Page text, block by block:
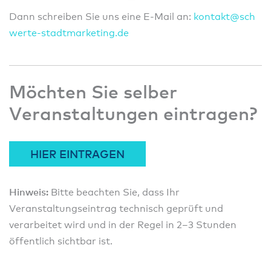
Dann schreiben Sie uns eine E-Mail an: kontakt@sch
werte-stadtmarketing.de
Möchten Sie selber
Veranstaltungen eintragen?
HIER EINTRAGEN
Hinweis: Bitte beachten Sie, dass Ihr
Veranstaltungseintrag technisch geprüft und
verarbeitet wird und in der Regel in 2–3 Stunden
öffentlich sichtbar ist.